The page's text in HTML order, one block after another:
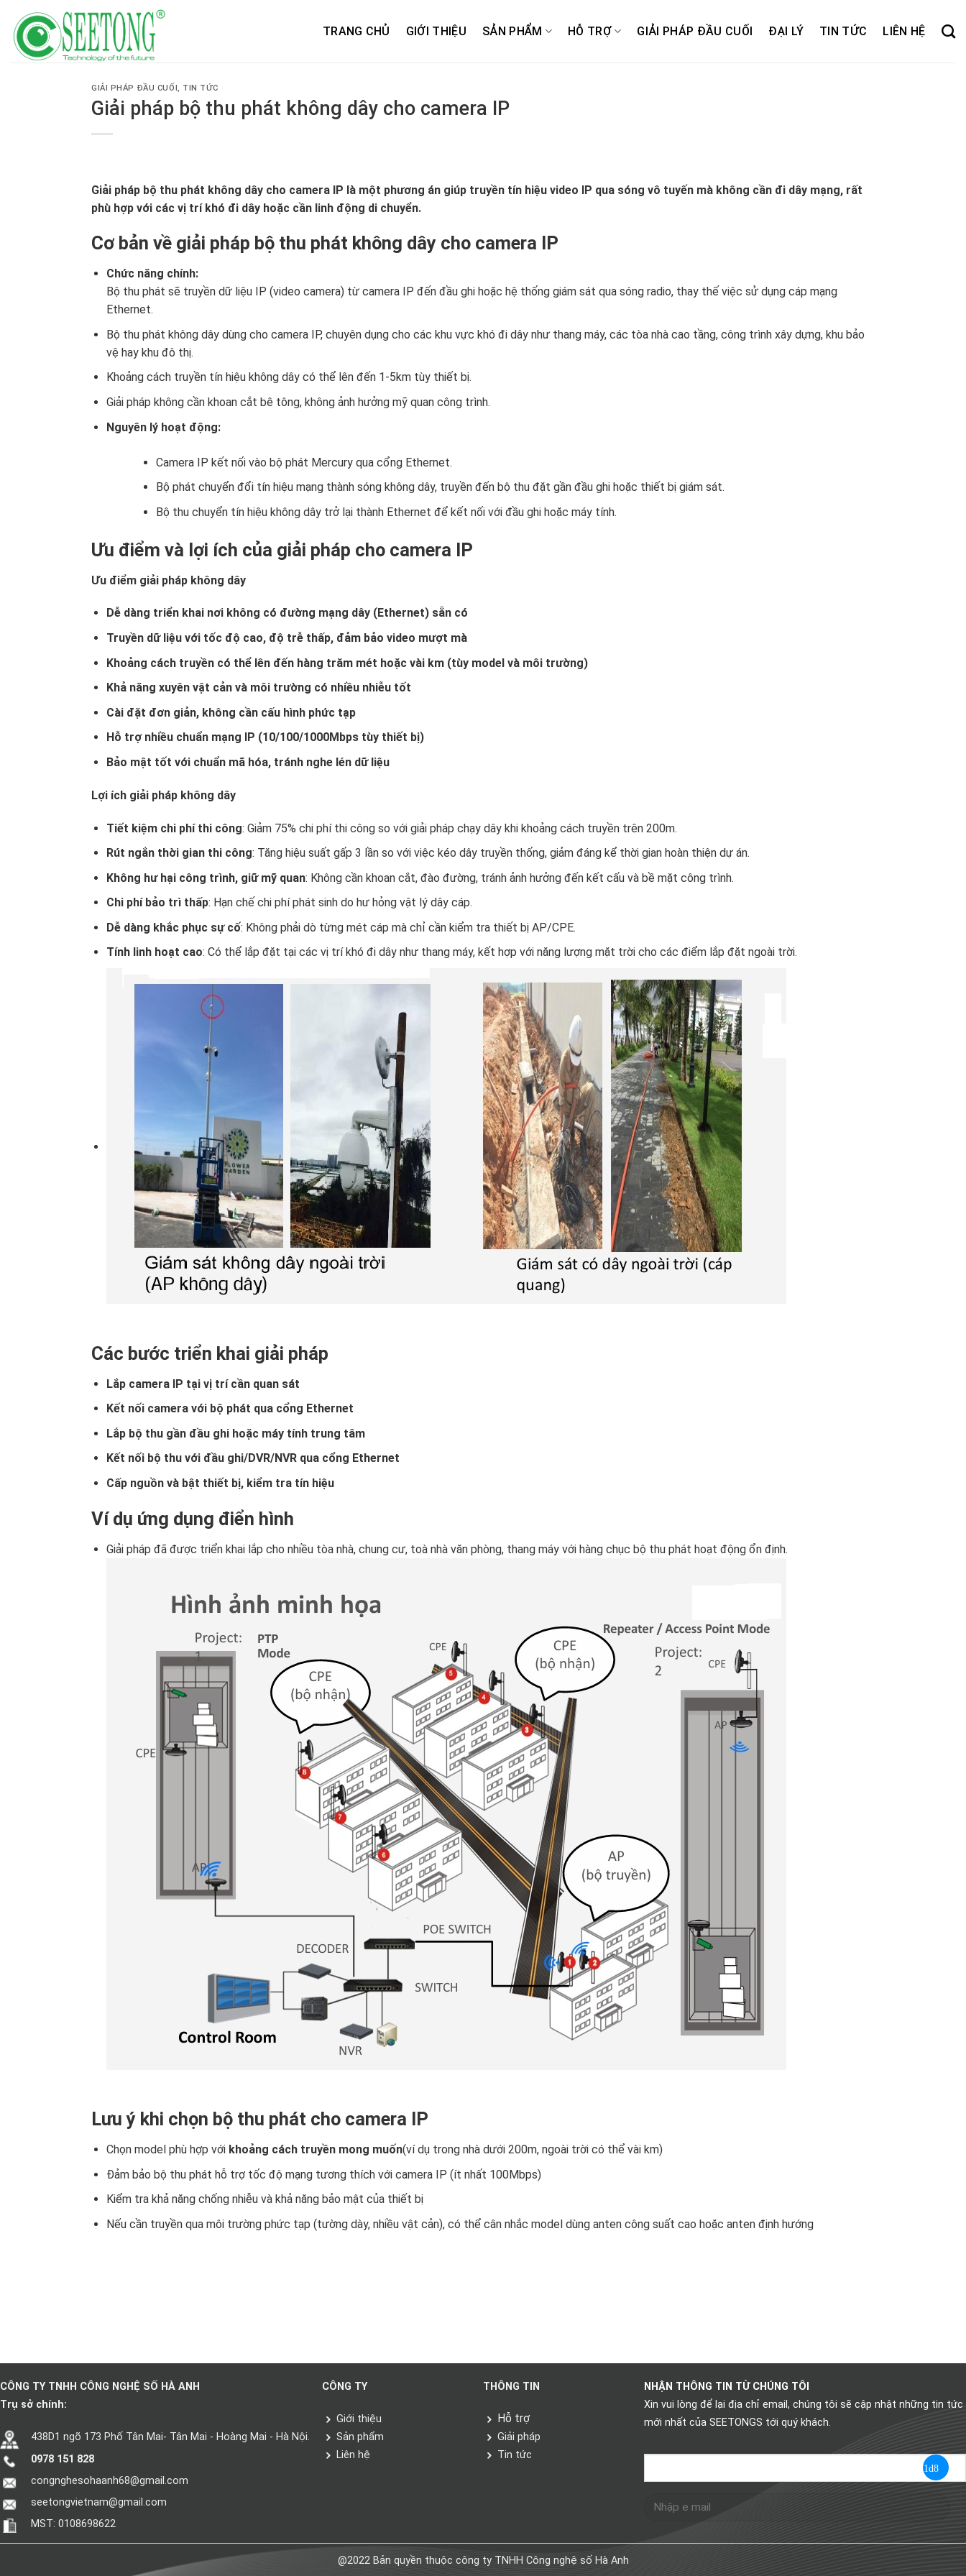
content
TRANG CHỦ GIỚI THIỆU SẢN PHẨM HỖ TRỢ GIẢI PHÁP ĐẦU CUỐI ĐẠI LÝ TIN TỨC LIÊN HỆ
GIẢI PHÁP ĐẦU CUỐI, TIN TỨC
Giải pháp bộ thu phát không dây cho camera IP
Giải pháp bộ thu phát không dây cho camera IP là một phương án giúp truyền tín hiệu video IP qua sóng vô tuyến mà không cần đi dây mạng, rất
phù hợp với các vị trí khó đi dây hoặc cần linh động di chuyển.
Cơ bản về giải pháp bộ thu phát không dây cho camera IP
Chức năng chính:
Bộ thu phát sẽ truyền dữ liệu IP (video camera) từ camera IP đến đầu ghi hoặc hệ thống giám sát qua sóng radio, thay thế việc sử dụng cáp mạng
Ethernet.
Bộ thu phát không dây dùng cho camera IP, chuyên dụng cho các khu vực khó đi dây như thang máy, các tòa nhà cao tầng, công trình xây dựng, khu bảo
vệ hay khu đô thị.
Khoảng cách truyền tín hiệu không dây có thể lên đến 1-5km tùy thiết bị.
Giải pháp không cần khoan cắt bê tông, không ảnh hưởng mỹ quan công trình.
Nguyên lý hoạt động:
Camera IP kết nối vào bộ phát Mercury qua cổng Ethernet.
Bộ phát chuyển đổi tín hiệu mạng thành sóng không dây, truyền đến bộ thu đặt gần đầu ghi hoặc thiết bị giám sát.
Bộ thu chuyển tín hiệu không dây trở lại thành Ethernet để kết nối với đầu ghi hoặc máy tính.
Ưu điểm và lợi ích của giải pháp cho camera IP
Ưu điểm giải pháp không dây
Dễ dàng triển khai nơi không có đường mạng dây (Ethernet) sẵn có
Truyền dữ liệu với tốc độ cao, độ trễ thấp, đảm bảo video mượt mà
Khoảng cách truyền có thể lên đến hàng trăm mét hoặc vài km (tùy model và môi trường)
Khả năng xuyên vật cản và môi trường có nhiều nhiễu tốt
Cài đặt đơn giản, không cần cấu hình phức tạp
Hỗ trợ nhiều chuẩn mạng IP (10/100/1000Mbps tùy thiết bị)
Bảo mật tốt với chuẩn mã hóa, tránh nghe lén dữ liệu
Lợi ích giải pháp không dây
Tiết kiệm chi phí thi công: Giảm 75% chi phí thi công so với giải pháp chạy dây khi khoảng cách truyền trên 200m.
Rút ngắn thời gian thi công: Tăng hiệu suất gấp 3 lần so với việc kéo dây truyền thống, giảm đáng kể thời gian hoàn thiện dự án.
Không hư hại công trình, giữ mỹ quan: Không cần khoan cắt, đào đường, tránh ảnh hưởng đến kết cấu và bề mặt công trình.
Chi phí bảo trì thấp: Hạn chế chi phí phát sinh do hư hỏng vật lý dây cáp.
Dễ dàng khắc phục sự cố: Không phải dò từng mét cáp mà chỉ cần kiểm tra thiết bị AP/CPE.
Tính linh hoạt cao: Có thể lắp đặt tại các vị trí khó đi dây như thang máy, kết hợp với năng lượng mặt trời cho các điểm lắp đặt ngoài trời.
Các bước triển khai giải pháp
Lắp camera IP tại vị trí cần quan sát
Kết nối camera với bộ phát qua cổng Ethernet
Lắp bộ thu gần đầu ghi hoặc máy tính trung tâm
Kết nối bộ thu với đầu ghi/DVR/NVR qua cổng Ethernet
Cấp nguồn và bật thiết bị, kiểm tra tín hiệu
Ví dụ ứng dụng điển hình
Giải pháp đã được triển khai lắp cho nhiều tòa nhà, chung cư, toà nhà văn phòng, thang máy với hàng chục bộ thu phát hoạt động ổn định.
Lưu ý khi chọn bộ thu phát cho camera IP
Chọn model phù hợp với khoảng cách truyền mong muốn(ví dụ trong nhà dưới 200m, ngoài trời có thể vài km)
Đảm bảo bộ thu phát hỗ trợ tốc độ mạng tương thích với camera IP (ít nhất 100Mbps)
Kiểm tra khả năng chống nhiễu và khả năng bảo mật của thiết bị
Nếu cần truyền qua môi trường phức tạp (tường dày, nhiều vật cản), có thể cân nhắc model dùng anten công suất cao hoặc anten định hướng
CÔNG TY TNHH CÔNG NGHỆ SỐ HÀ ANH
Trụ sở chính:
438D1 ngõ 173 Phố Tân Mai- Tân Mai - Hoàng Mai - Hà Nội.
0978 151 828
congnghesohaanh68@gmail.com
seetongvietnam@gmail.com
MST: 0108698622
CÔNG TY
Giới thiệu
Sản phẩm
Liên hệ
THÔNG TIN
Hỗ trợ
Giải pháp
Tin tức
NHẬN THÔNG TIN TỪ CHÚNG TÔI
Xin vui lòng để lại địa chỉ email, chúng tôi sẽ cập nhật những tin tức
mới nhất của SEETONGS tới quý khách.
@2022 Bản quyền thuộc công ty TNHH Công nghệ số Hà Anh